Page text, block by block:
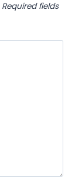
Required fields